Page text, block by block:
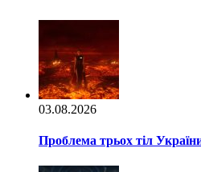
03.08.2026
Проблема трьох тіл